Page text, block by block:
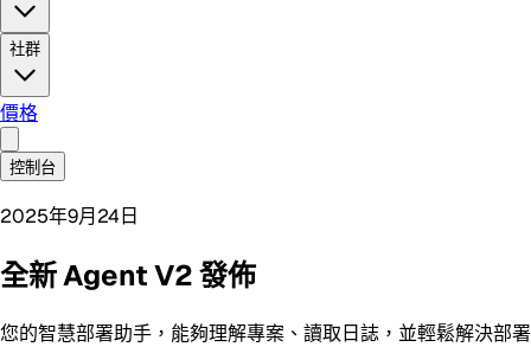
社群
價格
控制台
2025年9月24日
全新 Agent V2 發佈
您的智慧部署助手，能夠理解專案、讀取日誌，並輕鬆解決部署